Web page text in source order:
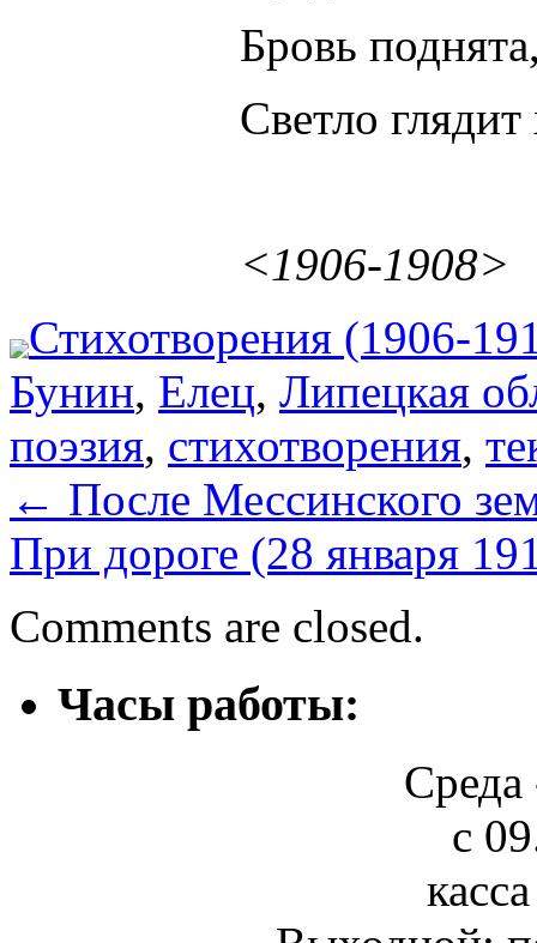
Бровь
Светло
<1906-1908>
Стихотворения (1906-
Бунин, Елец, Липецкая
поэзия, стихотворения,
← После Мессинского
При дороге (28 января
Comments are closed.
Часы работы:
Среда
с